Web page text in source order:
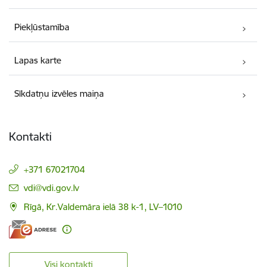
Piekļūstamība
Lapas karte
Sīkdatņu izvēles maiņa
Kontakti
+371 67021704
E-pasts:
vdi@vdi.gov.lv
Rīgā, Kr.Valdemāra ielā 38 k-1, LV–1010
Visi kontakti